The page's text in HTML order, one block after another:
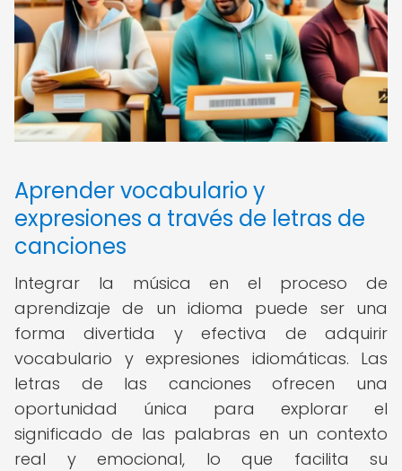
Aprender vocabulario y
expresiones a través de letras de
canciones
Integrar la música en el proceso de
aprendizaje de un idioma puede ser una
forma divertida y efectiva de adquirir
vocabulario y expresiones idiomáticas. Las
letras de las canciones ofrecen una
oportunidad única para explorar el
significado de las palabras en un contexto
real y emocional, lo que facilita su